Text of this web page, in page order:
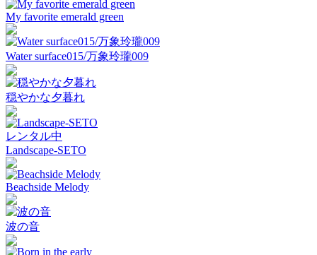
My favorite emerald green
Water surface015/万象玲瓏009
穏やかな夕暮れ
レンタル中
Landscape-SETO
Beachside Melody
波の音